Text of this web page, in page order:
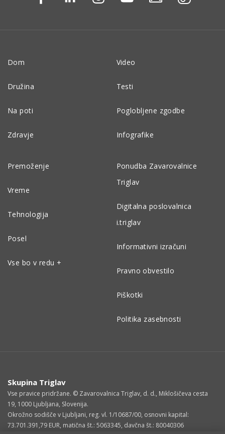
Dom
Družina
Na poti
Zdravje
Premoženje
Vreme
Tehnologija
Posel
Vse bo v redu +
Video
Testi
Poglobljene zgodbe
Infografike
Ponudba Zavarovalnice
Triglav
Digitalna poslovalnica
i.triglav
Informativni izračuni
Pravno obvestilo
Piškotki
Politika zasebnosti
Skupina Triglav
Vse pravice pridržane. © Zavarovalnica Triglav, d. d., Miklošičeva cesta
19, 1000 Ljubljana, Slovenija.
Okrožno sodišče v Ljubljani, reg. vl. 1/10687/00, osnovni kapital:
73.701.391,79 EUR, matična št.: 5063345, davčna št.: 80040306